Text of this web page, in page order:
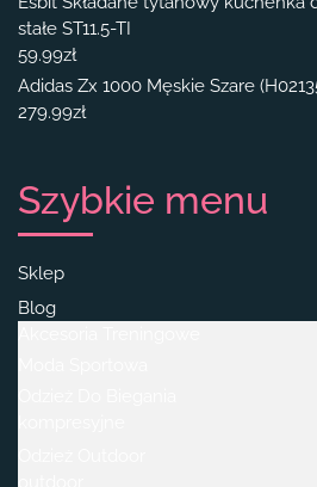
stałe ST11.5-TI
59.99zł
Adidas Zx 1000 Męskie Szare
279.99zł
Szybkie menu
Sklep
Blog